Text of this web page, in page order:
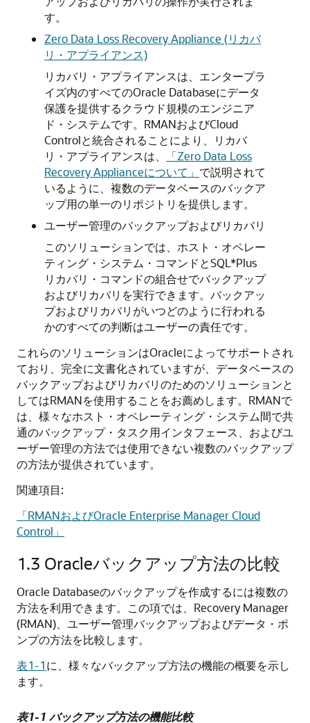
す。
Zero Data Loss Recovery Appliance (リカバ
リ・アプライアンス)
リカバリ・アプライアンスは、エンタープラ
イズ内のすべてのOracle Databaseにデータ
保護を提供するクラウド規模のエンジニア
ド・システムです。RMANおよびCloud
Controlと統合されることにより、リカバ
リ・アプライアンスは、
「Zero Data Loss
Recovery Applianceについて」 で説明されて
いるように、複数のデータベースのバックア
ップ用の単一のリポジトリを提供します。
ユーザー管理のバックアップおよびリカバリ
このソリューションでは、ホスト・オペレー
ティング・システム・コマンドとSQL*Plus
リカバリ・コマンドの組合せでバックアップ
およびリカバリを実行できます。バックアッ
プおよびリカバリがいつどのように行われる
かのすべての判断はユーザーの責任です。
これらのソリューションはOracleによってサポートされ
ており、完全に文書化されていますが、データベースの
バックアップおよびリカバリのためのソリューションと
してはRMANを使用することをお薦めします。RMANで
は、様々なホスト・オペレーティング・システム間で共
通のバックアップ・タスク用インタフェース、およびユ
ーザー管理の方法では使用できない複数のバックアップ
の方法が提供されています。
関連項目:
「RMANおよびOracle Enterprise Manager Cloud
Control」
1.3 Oracleバックアップ方法の比較
Oracle Databaseのバックアップを作成するには複数の
方法を利用できます。この項では、Recovery Manager
(RMAN)、ユーザー管理バックアップおよびデータ・ポ
ンプの方法を比較します。
表1-1に、様々なバックアップ方法の機能の概要を示し
ます。
表1-1 バックアップ方法の機能比較